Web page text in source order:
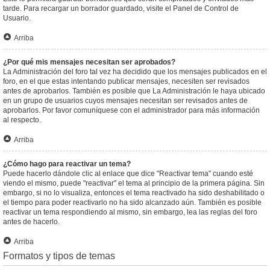
tarde. Para recargar un borrador guardado, visite el Panel de Control de
Usuario.
Arriba
¿Por qué mis mensajes necesitan ser aprobados?
La Administración del foro tal vez ha decidido que los mensajes publicados en el
foro, en el que estas intentando publicar mensajes, necesiten ser revisados
antes de aprobarlos. También es posible que La Administración le haya ubicado
en un grupo de usuarios cuyos mensajes necesitan ser revisados antes de
aprobarlos. Por favor comuníquese con el administrador para más información
al respecto.
Arriba
¿Cómo hago para reactivar un tema?
Puede hacerlo dándole clic al enlace que dice "Reactivar tema" cuando esté
viendo el mismo, puede "reactivar" el tema al principio de la primera página. Sin
embargo, si no lo visualiza, entonces el tema reactivado ha sido deshabilitado o
el tiempo para poder reactivarlo no ha sido alcanzado aún. También es posible
reactivar un tema respondiendo al mismo, sin embargo, lea las reglas del foro
antes de hacerlo.
Arriba
Formatos y tipos de temas